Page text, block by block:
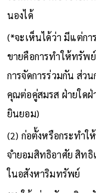
นองได้
(*จะเห็นได้ว่า มีแต่ก
ขายคือการทำให้ทรัพ
การจัดการร่วมกัน ส่ว
คุณต่อคู่สมรส ฝ่ายใดฝ่
ยินยอม)
(2) ก่อตั้งหรือกระทำ
จำยอมสิทธิอาศัย สิท
ในอสังหาริมทรัพย์